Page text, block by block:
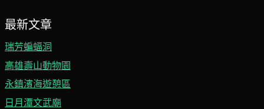
最新文章
瑞芳蝙蝠洞
高雄壽山動物園
永鎮濱海遊憩區
日月潭文武廟